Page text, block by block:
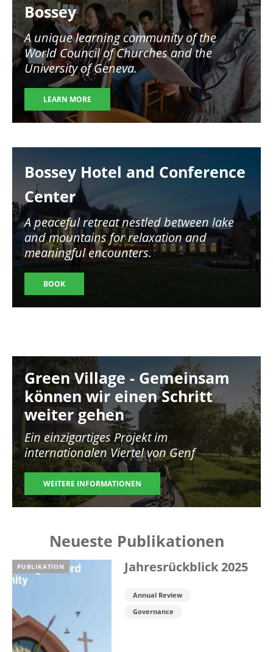
Bossey
A unique learning community of the
World Council of Churches and the
University of Geneva.
LEARN MORE
Bossey Hotel and Conference
Center
A peaceful retreat nestled between lake
and mountains for relaxation and
meaningful encounters.
BOOK
Image
Green Village - Gemeinsam
können wir einen Schritt
weiter gehen
Ein einzigartiges Projekt im
internationalen Viertel von Genf
WEITERE INFORMATIONEN
Neueste Publikationen
PUBLIKATION Jahresrückblick 2025
Annual Review
Governance